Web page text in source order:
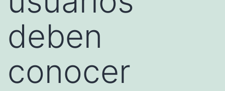
deben
conocer